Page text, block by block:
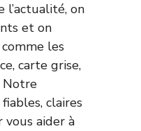
l’actualité, on
et on
comme les
carte grise,
Notre
claires
aider à